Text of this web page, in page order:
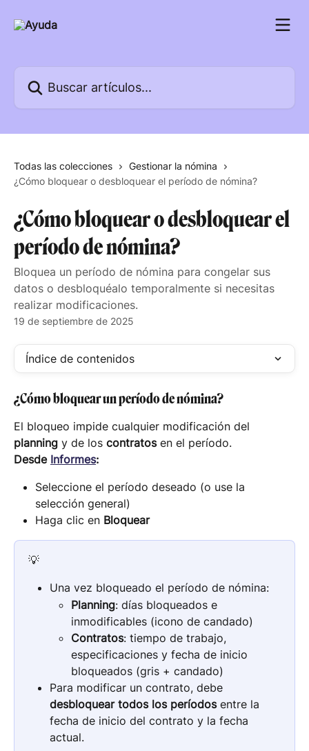
Todas las colecciones
Gestionar la nómina
¿Cómo bloquear o desbloquear el período de nómina?
¿Cómo bloquear o desbloquear el
período de nómina?
Bloquea un período de nómina para congelar sus
datos o desbloquéalo temporalmente si necesitas
realizar modificaciones.
19 de septiembre de 2025
Índice de contenidos
¿Cómo bloquear un período de nómina?
El bloqueo impide cualquier modificación del
planning y de los contratos en el período.
Desde Informes:
Seleccione el período deseado (o use la
selección general)
Haga clic en Bloquear
💡
Una vez bloqueado el período de nómina:
Planning: días bloqueados e
inmodificables (icono de candado)
Contratos: tiempo de trabajo,
especificaciones y fecha de inicio
bloqueados (gris + candado)
Para modificar un contrato, debe
desbloquear todos los períodos entre la
fecha de inicio del contrato y la fecha
actual.